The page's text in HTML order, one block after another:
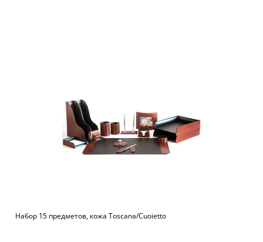
Набор 15 предметов, кожа Toscana/Cuoietto